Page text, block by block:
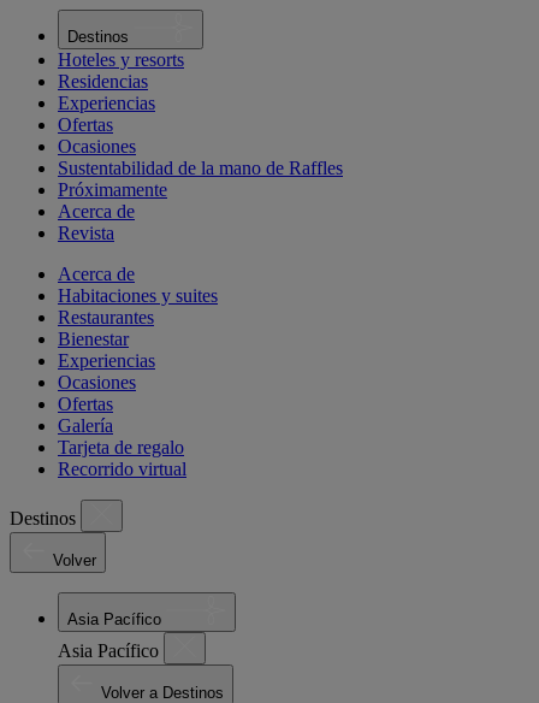
Destinos
Hoteles y resorts
Residencias
Experiencias
Ofertas
Ocasiones
Sustentabilidad de la mano de Raffles
Próximamente
Acerca de
Revista
Acerca de
Habitaciones y suites
Restaurantes
Bienestar
Experiencias
Ocasiones
Ofertas
Galería
Tarjeta de regalo
Recorrido virtual
Destinos
Volver
Asia Pacífico
Asia Pacífico
Volver a Destinos